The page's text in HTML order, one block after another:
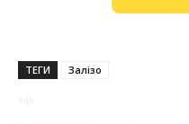
ТЕГИ Залізо